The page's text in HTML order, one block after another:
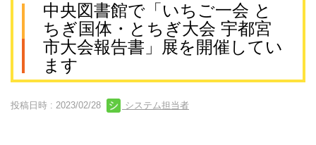
中央図書館で「いちご一会 と
ちぎ国体・とちぎ大会 宇都宮
市大会報告書」展を開催してい
ます
投稿日時 : 2023/02/28 システム担当者